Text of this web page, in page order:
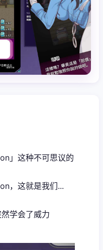
」这种不可思议的
，这就是我们...
学会了威力